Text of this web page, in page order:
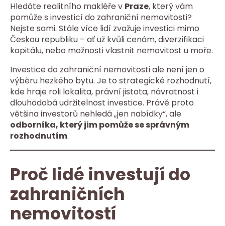
Hledáte realitního makléře v Praze, který vám
pomůže s investicí do zahraniční nemovitosti?
Nejste sami. Stále více lidí zvažuje investici mimo
Českou republiku – ať už kvůli cenám, diverzifikaci
kapitálu, nebo možnosti vlastnit nemovitost u moře.
Investice do zahraniční nemovitosti ale není jen o
výběru hezkého bytu. Je to strategické rozhodnutí,
kde hraje roli lokalita, právní jistota, návratnost i
dlouhodobá udržitelnost investice. Právě proto
většina investorů nehledá „jen nabídky“, ale
odborníka, který jim pomůže se správným
rozhodnutím.
Proč lidé investují do
zahraničních
nemovitostí